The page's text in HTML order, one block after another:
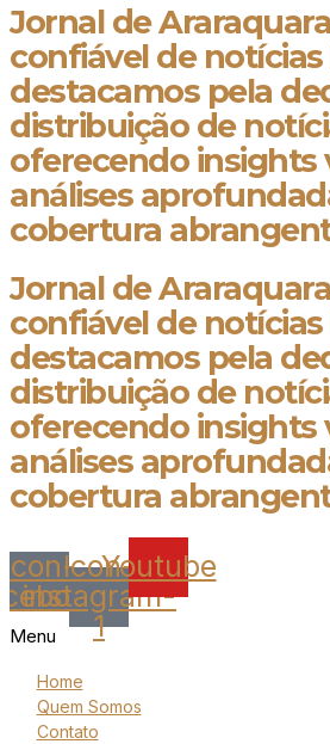
Jornal de
confiável de notícias
destacamos pela
distribuição de
oferecendo insights
análises
cobertura
Jornal de
confiável de notícias
destacamos pela
distribuição de
oferecendo insights
análises
cobertura
Icon-Icon-
instagram-
1
Youtube
Menu
Home
Quem Somos
Contato